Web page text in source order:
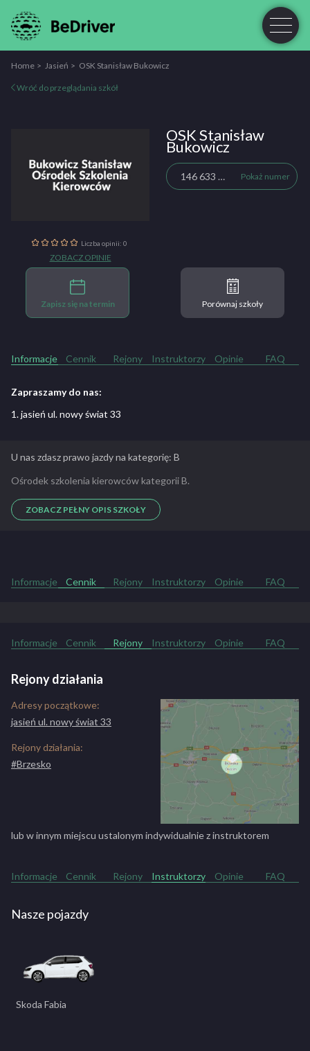
Home Jasień OSK Stanisław Bukowicz
Wróć do przeglądania szkół
Liczba opinii: 0
ZOBACZ OPINIE
OSK Stanisław
Bukowicz
146 633 421 Pokaż numer
Zapisz się na termin Porównaj szkoły
Informacje Cennik Rejony Instruktorzy Opinie FAQ
Zapraszamy do nas:
1. jasień ul. nowy świat 33
U nas zdasz prawo jazdy na kategorię: B
Ośrodek szkolenia kierowców kategorii B.
ZOBACZ PEŁNY OPIS SZKOŁY
Informacje Cennik Rejony Instruktorzy Opinie FAQ
Informacje Cennik Rejony Instruktorzy Opinie FAQ
Rejony działania
Adresy początkowe:
jasień ul. nowy świat 33
Rejony działania:
#Brzesko
lub w innym miejscu ustalonym indywidualnie z instruktorem
Informacje Cennik Rejony Instruktorzy Opinie FAQ
Nasze pojazdy
Skoda Fabia